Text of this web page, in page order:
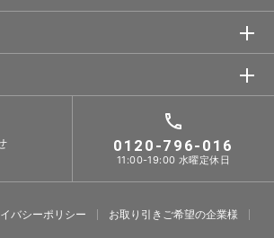
0120-796-016
11:00-19:00 水曜定休日
バシーポリシー
お取り引きご希望の企業様